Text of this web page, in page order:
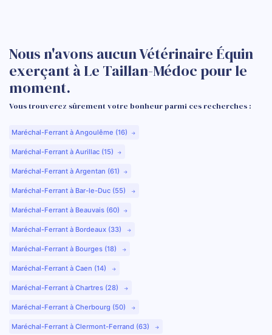
Nous n'avons aucun Vétérinaire Équin
exerçant à Le Taillan-Médoc pour le
moment.
Vous trouverez sûrement votre bonheur parmi ces recherches :
Maréchal-Ferrant à Angoulême (16)
Maréchal-Ferrant à Aurillac (15)
Maréchal-Ferrant à Argentan (61)
Maréchal-Ferrant à Bar-le-Duc (55)
Maréchal-Ferrant à Beauvais (60)
Maréchal-Ferrant à Bordeaux (33)
Maréchal-Ferrant à Bourges (18)
Maréchal-Ferrant à Caen (14)
Maréchal-Ferrant à Chartres (28)
Maréchal-Ferrant à Cherbourg (50)
Maréchal-Ferrant à Clermont-Ferrand (63)